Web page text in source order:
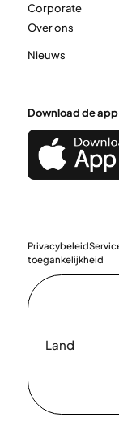
Corporate
Over ons
Nieuws
Download de app
Privacybeleid
toegankelijkheid
Land